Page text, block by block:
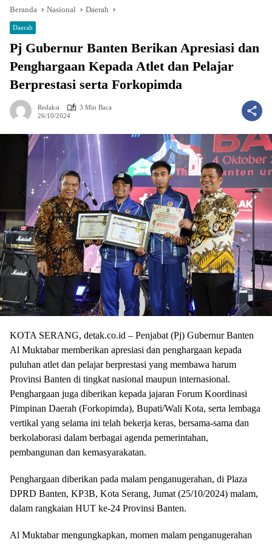
Beranda Nasional Daerah
Daerah
Pj Gubernur Banten Berikan Apresiasi dan
Penghargaan Kepada Atlet dan Pelajar
Berprestasi serta Forkopimda
Redaksi
3 Min Baca
26/10/2024
KOTA SERANG, detak.co.id – Penjabat (Pj) Gubernur Banten
Al Muktabar memberikan apresiasi dan penghargaan kepada
puluhan atlet dan pelajar berprestasi yang membawa harum
Provinsi Banten di tingkat nasional maupun internasional.
Penghargaan juga diberikan kepada jajaran Forum Koordinasi
Pimpinan Daerah (Forkopimda), Bupati/Wali Kota, serta lembaga
vertikal yang selama ini telah bekerja keras, bersama-sama dan
berkolaborasi dalam berbagai agenda pemerintahan,
pembangunan dan kemasyarakatan.
Penghargaan diberikan pada malam penganugerahan, di Plaza
DPRD Banten, KP3B, Kota Serang, Jumat (25/10/2024) malam,
dalam rangkaian HUT ke-24 Provinsi Banten.
Al Muktabar mengungkapkan, momen malam penganugerahan